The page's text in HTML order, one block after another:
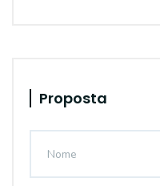
Proposta